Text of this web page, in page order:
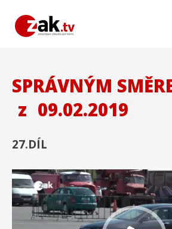
SPRÁVNÝM
z 09.02.2019
27.DÍL